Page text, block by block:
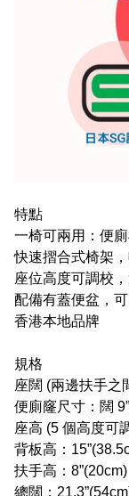
特點
一椅可兩用：便
快速摺合式椅架
座位高度可調校
配備有蓋便盆，
香港本地品牌
規格
座闊 (兩邊扶手之
便廁窿尺寸：闊
座高 (5 個高度可
背板高：
扶手高：8”(20cm)
總闊：